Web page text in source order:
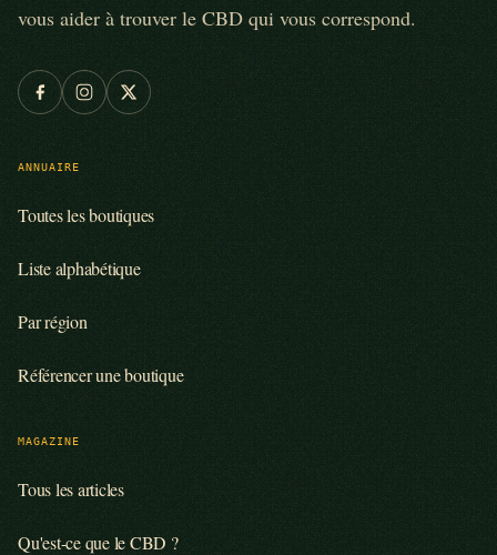
vous aider à trouver le CBD qui vous correspond.
ANNUAIRE
Toutes les boutiques
Liste alphabétique
Par région
Référencer une boutique
MAGAZINE
Tous les articles
Qu'est-ce que le CBD ?